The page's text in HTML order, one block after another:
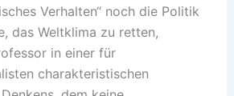
Verhalten“ noch die Politik
das Weltklima zu retten,
in einer für
charakteristischen